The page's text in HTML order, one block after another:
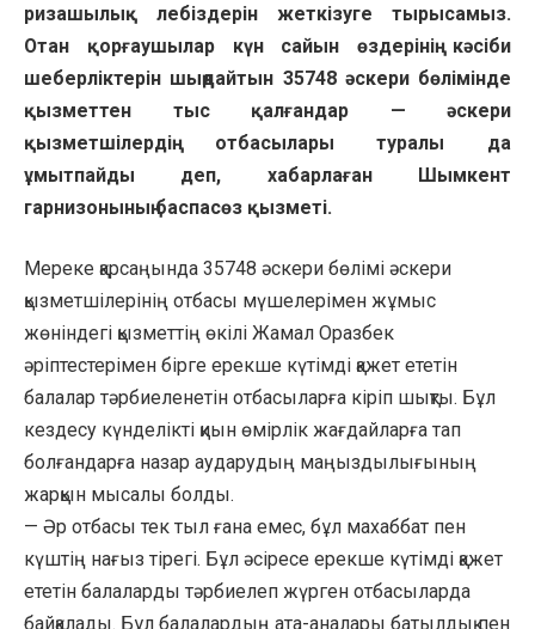
ризашылық лебіздерін жеткізуге тырысамыз.
Отан қорғаушылар күн сайын өздерінің кәсіби
шеберліктерін шыңдайтын 35748 әскери бөлімінде
қызметтен тыс қалғандар — әскери
қызметшілердің отбасылары туралы да
ұмытпайды деп, хабарлаған Шымкент
гарнизонының баспасөз қызметі.
Мереке қарсаңында 35748 әскери бөлімі әскери
қызметшілерінің отбасы мүшелерімен жұмыс
жөніндегі қызметтің өкілі Жамал Оразбек
әріптестерімен бірге ерекше күтімді қажет ететін
балалар тәрбиеленетін отбасыларға кіріп шықты. Бұл
кездесу күнделікті қиын өмірлік жағдайларға тап
болғандарға назар аударудың маңыздылығының
жарқын мысалы болды.
— Әр отбасы тек тыл ғана емес, бұл махаббат пен
күштің нағыз тірегі. Бұл әсіресе ерекше күтімді қажет
ететін балаларды тәрбиелеп жүрген отбасыларда
байқалады. Бұл балалардың ата-аналары батылдық пен